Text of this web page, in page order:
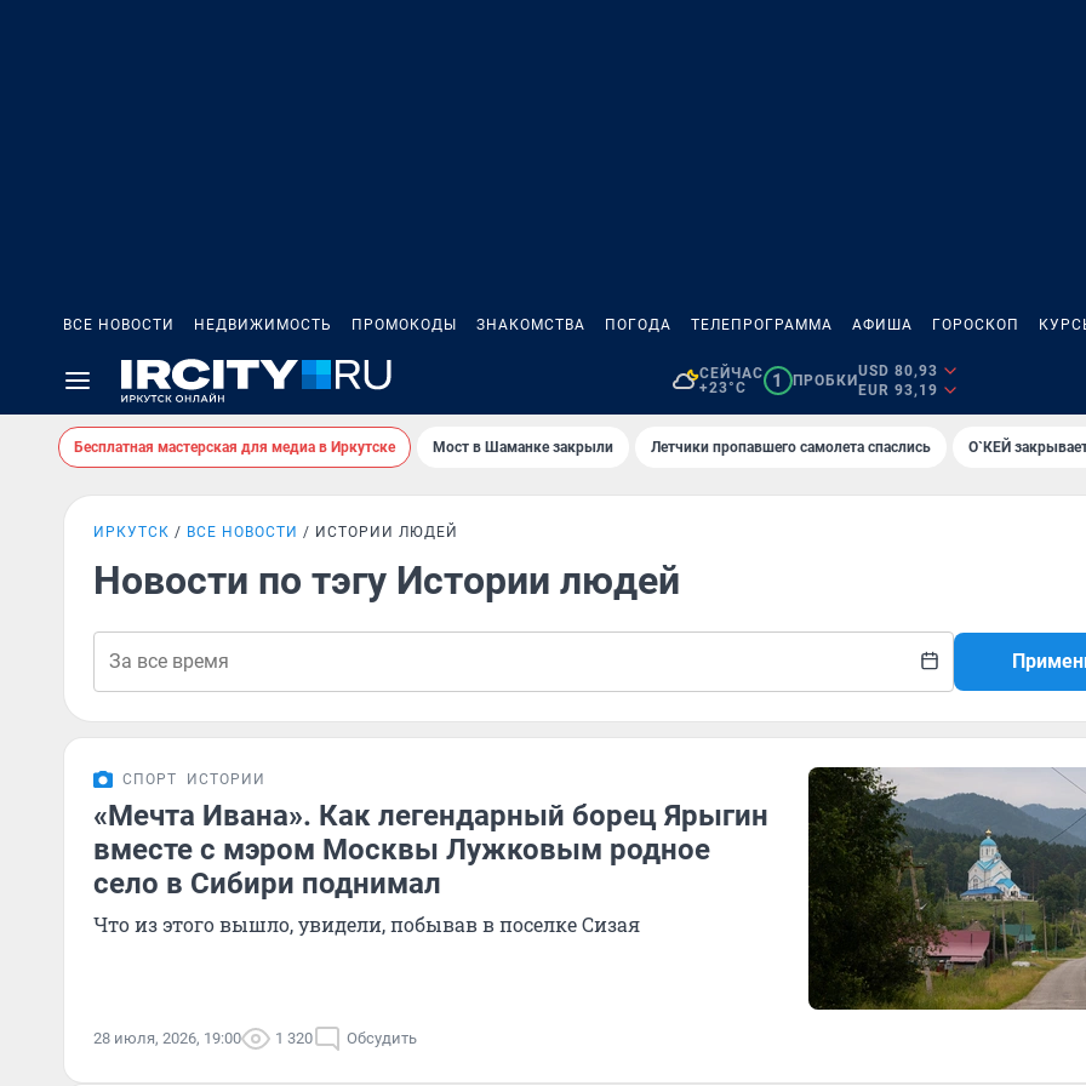
ВСЕ НОВОСТИ НЕДВИЖИМОСТЬ ПРОМОКОДЫ ЗНАКОМСТВА ПОГОДА ТЕЛЕПРОГРАММА АФИША ГОРОСКОП
СЕЙЧАС
+23°C
1 ПРОБКИ
USD 80,93
EUR 93,19
Бесплатная мастерская для медиа в Иркутске Мост в Шаманке закрыли Летчики пропавшего самолета спаслись О`КЕЙ
ИРКУТСК ВСЕ НОВОСТИ ИСТОРИИ ЛЮДЕЙ
Новости по тэгу Истории людей
СПОРТ ИСТОРИИ
«Мечта Ивана». Как легендарный борец Ярыгин
вместе с мэром Москвы Лужковым родное
село в Сибири поднимал
Что из этого вышло, увидели, побывав в поселке Сизая
28 июля, 2026, 19:00 1 320 Обсудить